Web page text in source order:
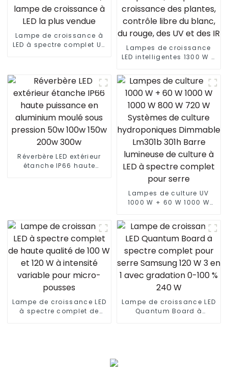
Lampe de croissance à
LED à spectre complet UV
commerciale 1000 W,
lampe de croissance à
Lampes de croissance
LED intelligentes 1300 W 5
indépendants, réglage
du spectre, lampe de
croissance des plantes,
contrôle libre du blanc,
du rouge, des UV et des
IR
Réverbère LED extérieur
étanche IP66 haute
Lampes de culture UV
1000 W + 60 W 1000 W
hydroponiques
Dimmable Lm301b 301h
Barre lumineuse de
culture à LED à spectre
complet pour serre
Lampe de croissance LED
à spectre complet de
Lampe de croissance LED
Quantum Board à